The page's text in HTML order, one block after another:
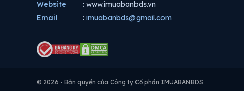
Website
: www.imuabanbds.vn
Email
: imuabanbds@gmail.com
© 2026 - Bản quyền của Công ty Cổ phần IMUABANBDS